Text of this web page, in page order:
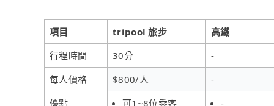
項目 tripool 旅步
高鐵
行程時間
30分
-
每人價格
$800/人
-
優點
可1~8位乘客
-